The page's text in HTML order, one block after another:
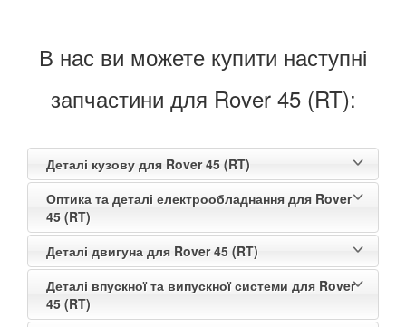
В нас ви можете купити наступні
запчастини для Rover 45 (RT):
Деталі кузову для Rover 45 (RT)
Оптика та деталі електрообладнання для Rover
45 (RT)
Деталі двигуна для Rover 45 (RT)
Деталі впускної та випускної системи для Rover
45 (RT)